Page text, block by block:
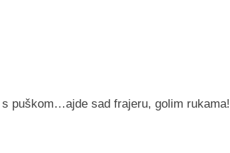
puškom…ajde sad frajeru, golim rukama!